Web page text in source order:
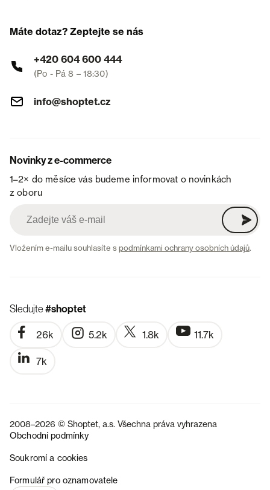
Máte dotaz? Zeptejte se nás
+420 604 600 444
(Po - Pá 8 – 18:30)
info@shoptet.cz
Novinky z e-commerce
1–2× do měsíce vás budeme informovat o novinkách
z oboru
Vložením e-mailu souhlasíte spodmínkami ochrany osobních údajů.
Sledujte#shoptet
26k 5.2k 1.8k 11.7k
7k
2008–2026 © Shoptet, a.s. Všechna práva vyhrazena
Obchodní podmínky
Soukromí a cookies
Formulář pro oznamovatele